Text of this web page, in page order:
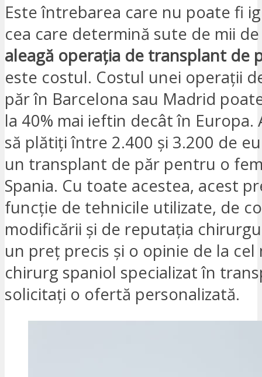
Este întrebarea care nu poate fi
cea care determină sute de mii
aleagă operația de transplant de
este costul. Costul unei operații
păr în Barcelona sau Madrid
la 40% mai ieftin decât în Europa.
să plătiți între 2.400 și 3.200 de
un transplant de păr pentru o
Spania. Cu toate acestea, acest
funcție de tehnicile utilizate, de
modificării și de reputația
un preț precis și o opinie de la cel
chirurg spaniol specializat în
solicitați o ofertă personalizată.